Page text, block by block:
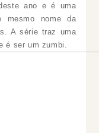
ano e é uma
mesmo nome da
A série traz uma
é ser um zumbi.